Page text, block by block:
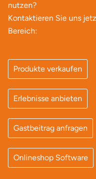
nutzen?
Kontaktieren Sie uns
Bereich:
Produkte verkaufen
Erlebnisse anbieten
Gastbeitrag anfragen
Onlineshop Software
Meiningen
Mettingen
Moers
Mönchengladbach